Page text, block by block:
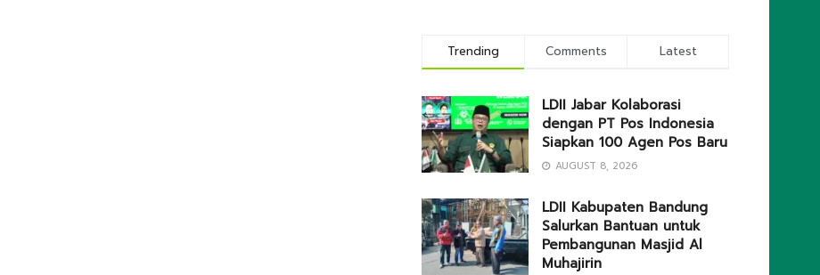
Trending Comments Latest
LDII Jabar Kolaborasi
dengan PT Pos Indonesia
Siapkan 100 Agen Pos Baru
AUGUST 8, 2026
LDII Kabupaten Bandung
Salurkan Bantuan untuk
Pembangunan Masjid Al
Muhajirin